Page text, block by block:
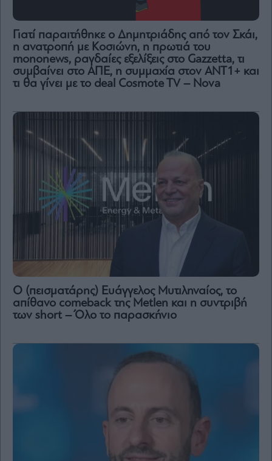
Γιατί παραιτήθηκε ο Δημητριάδης από τον Σκάι,
η ανατροπή με Κοσιώνη, η πρωτιά του
mononews, ραγδαίες εξελίξεις στο Gazzetta, τι
συμβαίνει στο ΑΠΕ, η συμμαχία στον ΑΝΤ1+ και
τι θα γίνει με το deal Cosmote TV – Nova
Ο (πεισματάρης) Ευάγγελος Μυτιληναίος, το
απίθανο comeback της Μetlen και η συντριβή
των short – Όλο το παρασκήνιο